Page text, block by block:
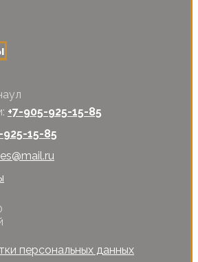
+7-905-925-15-85
925-15-85
персональных данных